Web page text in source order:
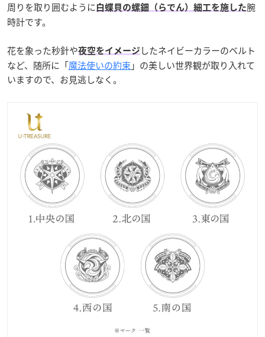
周りを取り囲むように 白蝶貝の螺鈿（らでん）細工を施した腕
時計です。
花を象った秒針や夜空をイメージ したネイビーカラーのベルト
など、随所に「魔法使いの約束 」の美しい世界観が取り入れて
いますので、お見逃しなく。